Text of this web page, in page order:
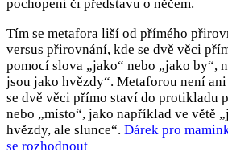
pochopení či představu o něčem.
Tím se metafora liší od přímého
versus přirovnání, kde se dvě věci
pomocí slova „jako“ nebo „jako by“,
jsou jako hvězdy“. Metaforou není
se dvě věci přímo staví do protikladu
nebo „místo“, jako například ve větě
hvězdy, ale slunce“. Dárek pro
se rozhodnout